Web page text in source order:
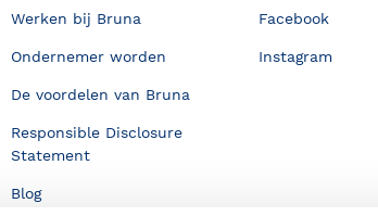
Werken bij Bruna
Ondernemer worden
De voordelen van Bruna
Responsible Disclosure
Statement
Blog
Facebook
Instagram